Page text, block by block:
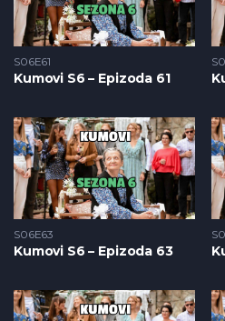
S06E61
Kumovi S6 – Epizoda 61
S06E63
Kumovi S6 – Epizoda 63